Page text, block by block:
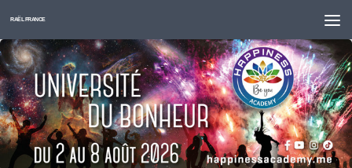
Skip to content
RAËL FRANCE